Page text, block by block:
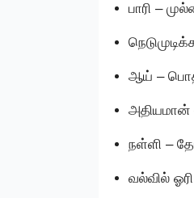
பாரி –
ஆய் –
அதியமான்
நள்ளி –
வல்வில்